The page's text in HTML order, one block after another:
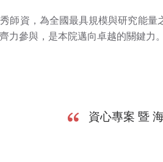
師資，為全國最具規模與研究能
力參與，是本院邁向卓越的關鍵力。
資心專案 暨